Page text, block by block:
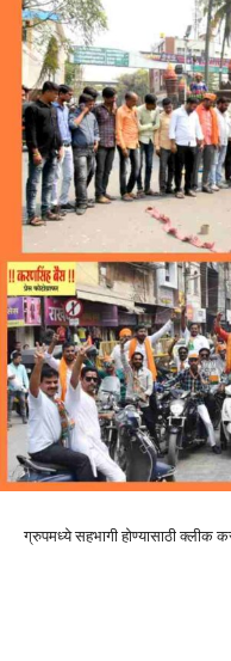
ग्रुपमध्ये सहभागी होण्यासाठी क्लीक